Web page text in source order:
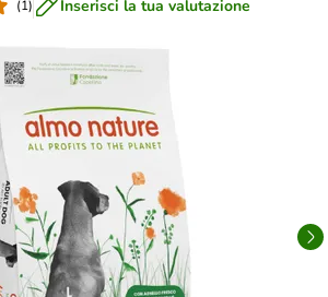
(1) Inserisci la tua valutazione